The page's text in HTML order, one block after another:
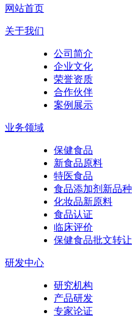
网站首页
关于我们
公司简介
企业文化
荣誉资质
合作伙伴
案例展示
业务领域
保健食品
新食品原料
特医食品
食品添加剂新品种
化妆品新原料
食品认证
临床评价
保健食品批文转让
研发中心
研究机构
产品研发
专家论证